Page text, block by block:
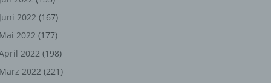
Juni 2022 (167)
Mai 2022 (177)
2022 (198)
März 2022 (221)
oder